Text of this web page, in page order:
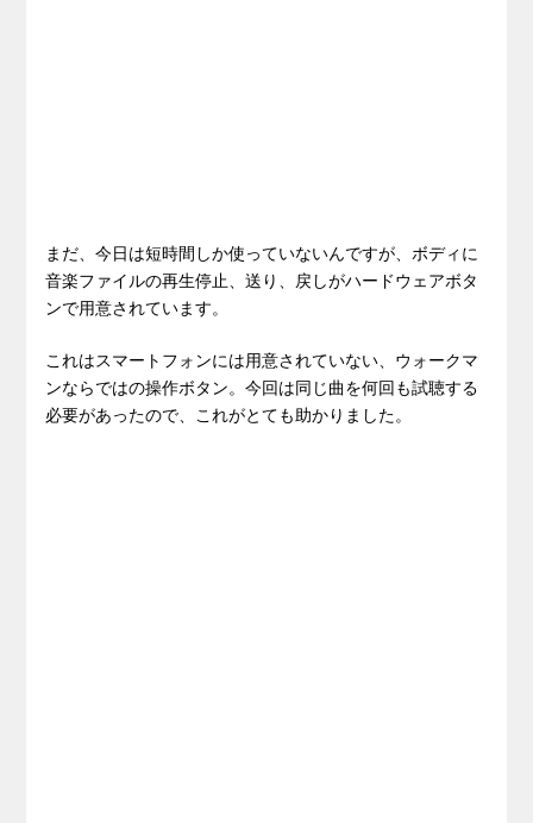
まだ、今日は短時間しか使っていないんですが、ボディに
音楽ファイルの再生停止、送り、戻しがハードウェアボタ
ンで用意されています。
これはスマートフォンには用意されていない、ウォークマ
ンならではの操作ボタン。今回は同じ曲を何回も試聴する
必要があったので、これがとても助かりました。